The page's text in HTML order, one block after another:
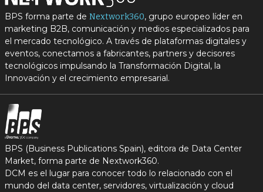
BPS forma parte de Nextwork360, grupo europeo líder en
marketing B2B, comunicación y medios especializados para
el mercado tecnológico. A través de plataformas digitales y
eventos, conectamos a fabricantes, partners y decisores
tecnológicos impulsando la Transformación Digital, la
Innovación y el crecimiento empresarial.
BPS (Business Publications Spain), editora de Data Center
Market, forma parte de Nextwork360.
DCM es el lugar para conocer todo lo relacionado con el
mundo del data center, servidores, virtualización y cloud